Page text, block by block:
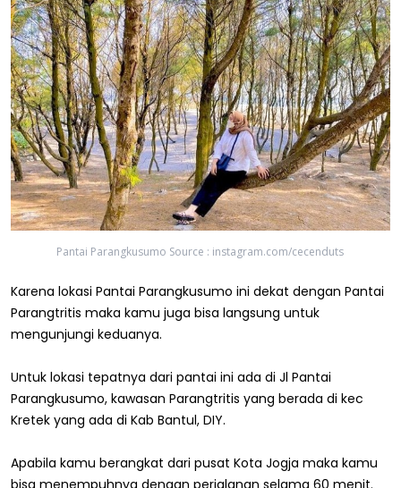
Pantai Parangkusumo Source : instagram.com/cecenduts
Karena lokasi Pantai Parangkusumo ini dekat dengan Pantai
Parangtritis maka kamu juga bisa langsung untuk
mengunjungi keduanya.
Untuk lokasi tepatnya dari pantai ini ada di Jl Pantai
Parangkusumo, kawasan Parangtritis yang berada di kec
Kretek yang ada di Kab Bantul, DIY.
Apabila kamu berangkat dari pusat Kota Jogja maka kamu
bisa menempuhnya dengan perjalanan selama 60 menit.